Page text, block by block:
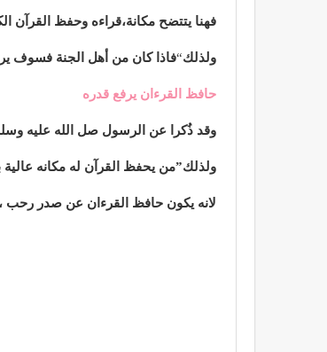
فهنا يتتضح مكانة،قراءه وحفظ القرآن
ولذلك“فاذا كان من أهل الجنة فسوف
حافظ القرءان يرفع قدره
وقد ذُكرا عن الرسول صل الله عليه وسلم
ولذلك”من يحفظ القرآن له مكانه عالية
لانه يكون حافظ القرءان عن صدر رحب